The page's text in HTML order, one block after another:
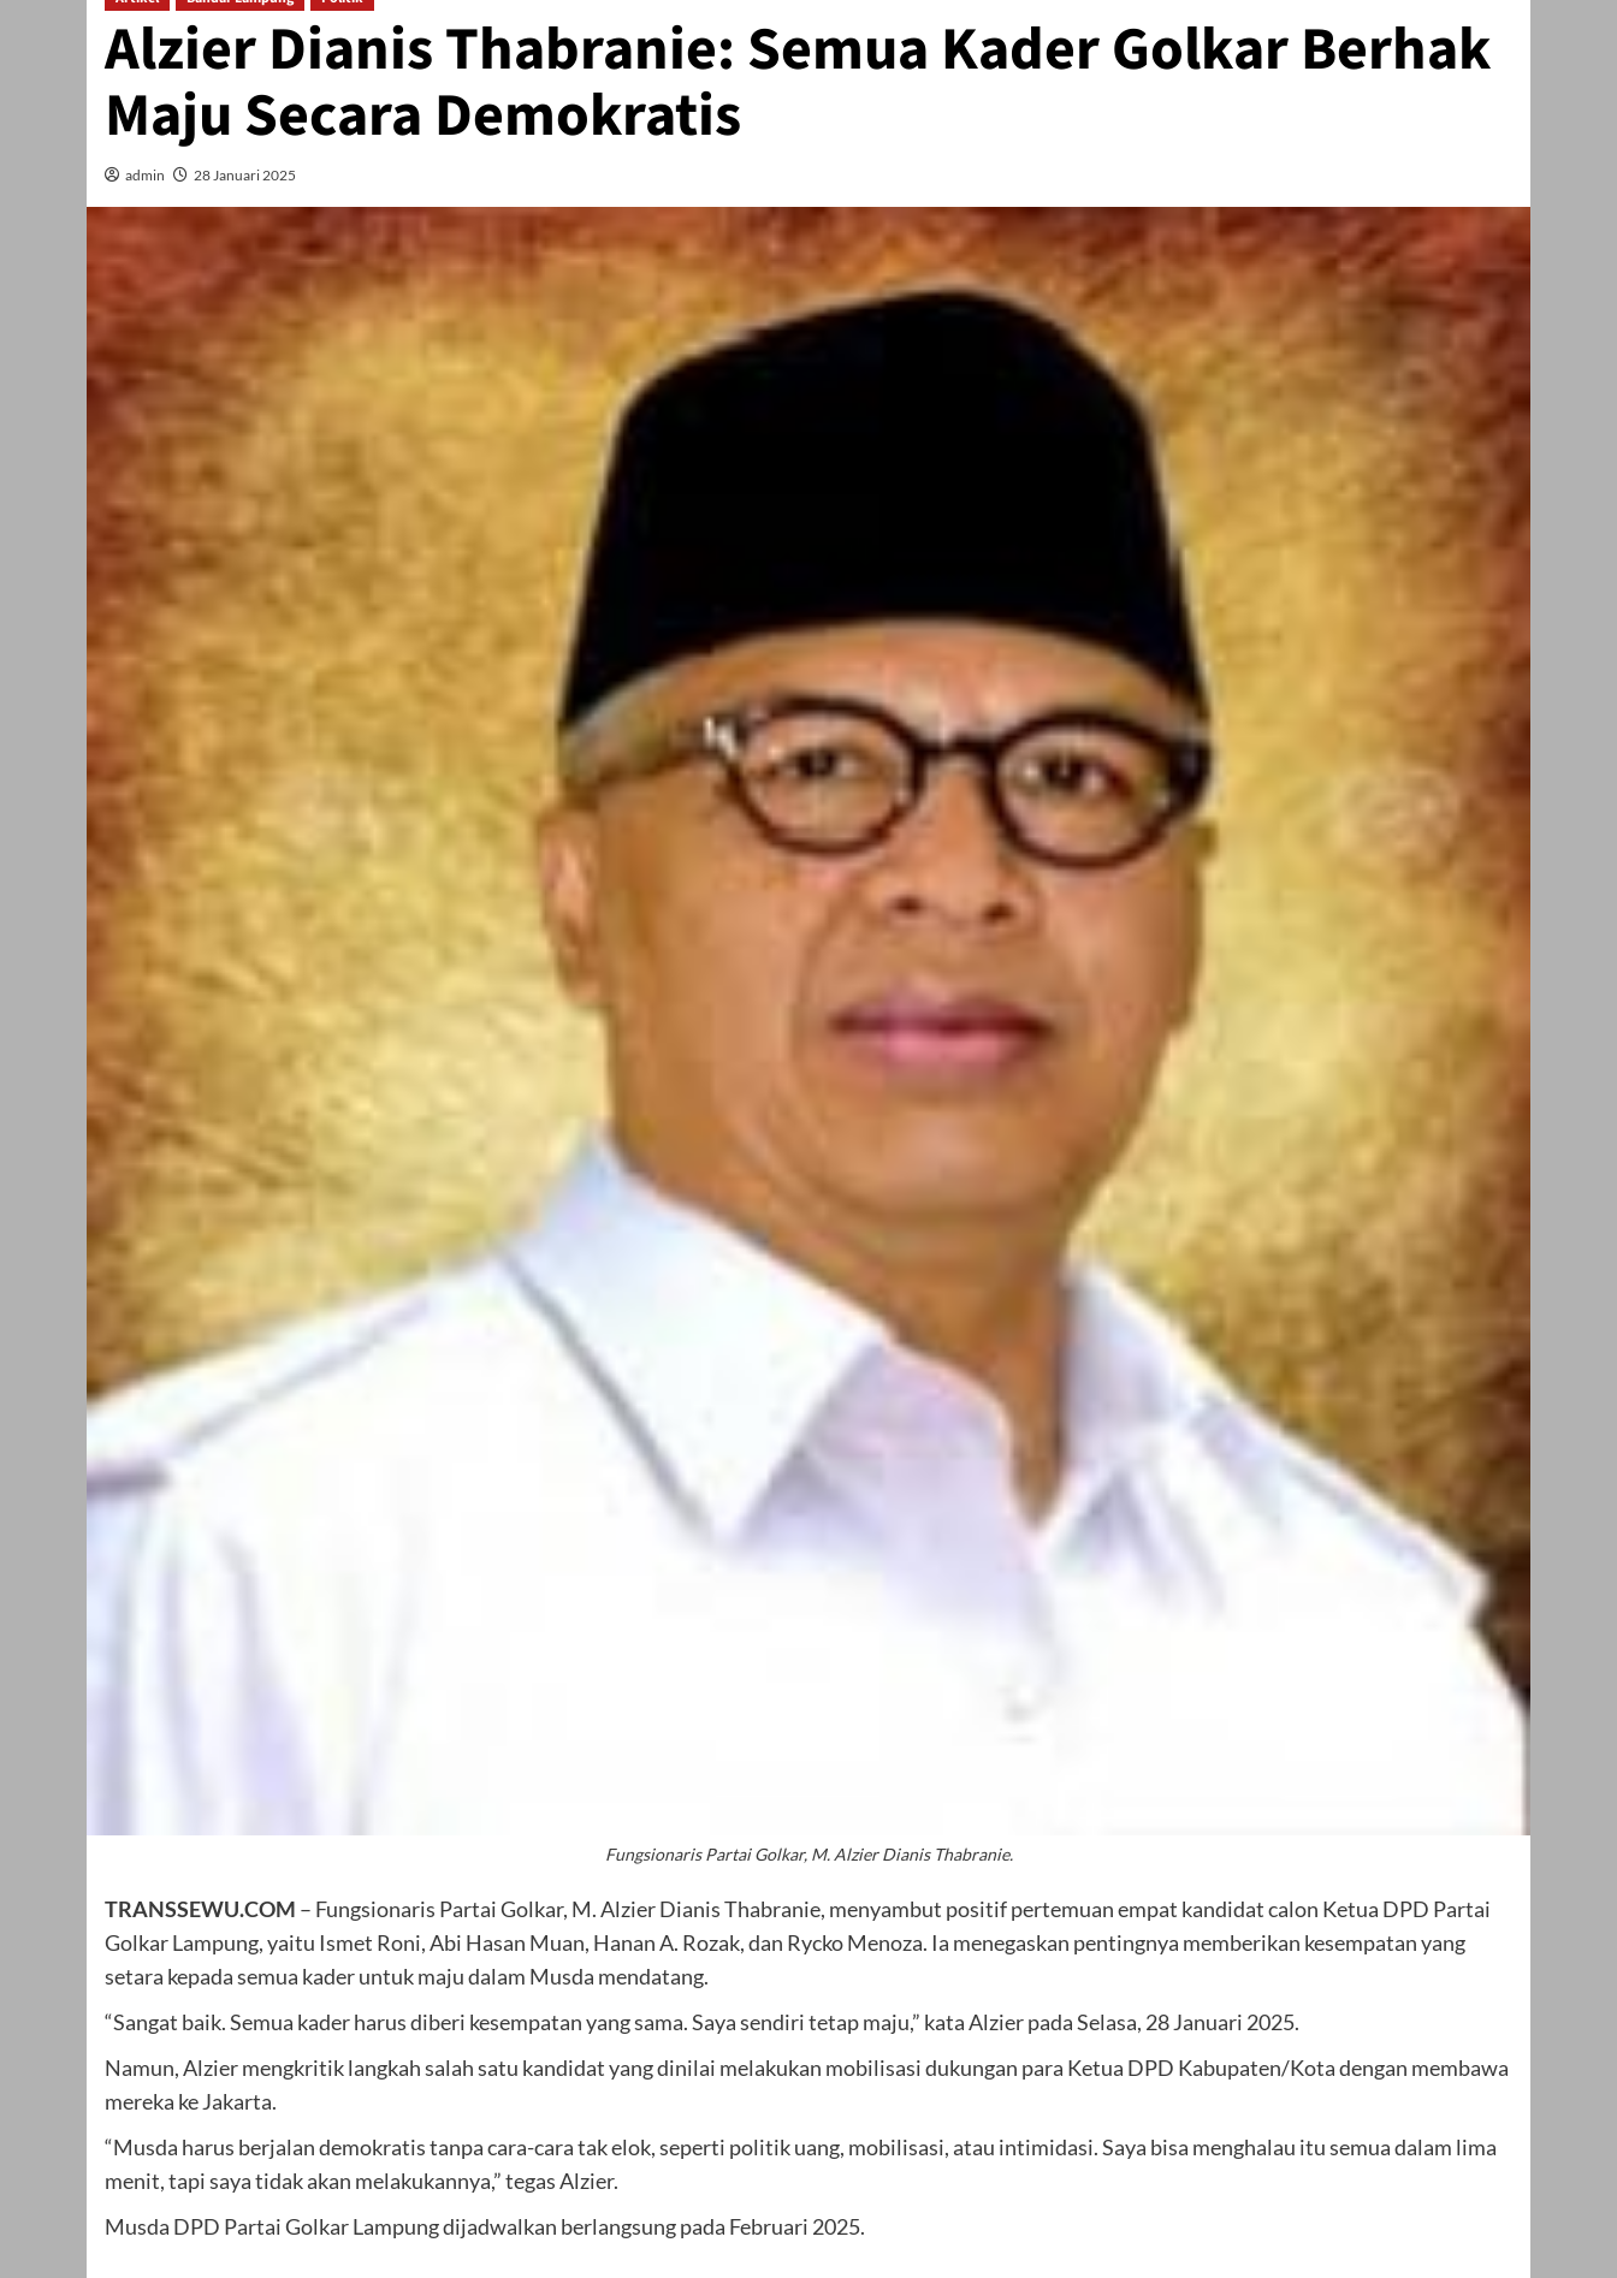
Alzier Dianis Thabranie: Semua Kader Golkar Berhak
Maju Secara Demokratis
admin 28 Januari 2025
Fungsionaris Partai Golkar, M. Alzier Dianis Thabranie.
TRANSSEWU.COM – Fungsionaris Partai Golkar, M. Alzier Dianis Thabranie, menyambut positif pertemuan empat kandidat calon Ketua DPD Partai
Golkar Lampung, yaitu Ismet Roni, Abi Hasan Muan, Hanan A. Rozak, dan Rycko Menoza. Ia menegaskan pentingnya memberikan kesempatan yang
setara kepada semua kader untuk maju dalam Musda mendatang.
“Sangat baik. Semua kader harus diberi kesempatan yang sama. Saya sendiri tetap maju,” kata Alzier pada Selasa, 28 Januari 2025.
Namun, Alzier mengkritik langkah salah satu kandidat yang dinilai melakukan mobilisasi dukungan para Ketua DPD Kabupaten/Kota dengan membawa
mereka ke Jakarta.
“Musda harus berjalan demokratis tanpa cara-cara tak elok, seperti politik uang, mobilisasi, atau intimidasi. Saya bisa menghalau itu semua dalam lima
menit, tapi saya tidak akan melakukannya,” tegas Alzier.
Musda DPD Partai Golkar Lampung dijadwalkan berlangsung pada Februari 2025.